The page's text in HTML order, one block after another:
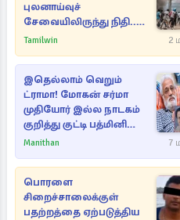
புலனாய்வுச்
சேவையிலிருந்து நிதி..
வெளியான அதிர்ச்சி
Tamilwin 2
இதெல்லாம் வெறும்
ட்ராமா! மோகன் சர்மா
முதியோர் இல்ல நாடகம்
குறித்து குட்டி பத்மினி
பரபரப்பு பேட்டி
Manithan 7
பொரளை
சிறைச்சாலைக்குள்
பதற்றத்தை ஏற்படுத்திய